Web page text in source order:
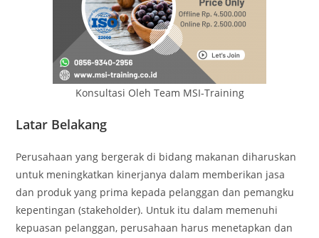
Konsultasi Oleh Team MSI-Training
Latar Belakang
Perusahaan yang bergerak di bidang makanan diharuskan
untuk meningkatkan kinerjanya dalam memberikan jasa
dan produk yang prima kepada pelanggan dan pemangku
kepentingan (stakeholder). Untuk itu dalam memenuhi
kepuasan pelanggan, perusahaan harus menetapkan dan